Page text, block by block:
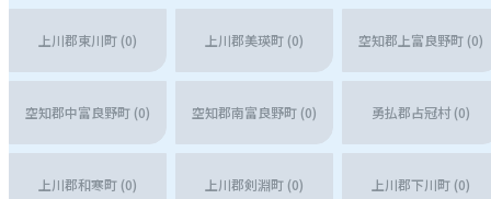
上川郡東川町 (0) 上川郡美瑛町 (0) 空知郡上富良野町 (0)
空知郡中富良野町 (0) 空知郡南富良野町 (0) 勇払郡占冠村 (0)
上川郡和寒町 (0) 上川郡剣淵町 (0) 上川郡下川町 (0)